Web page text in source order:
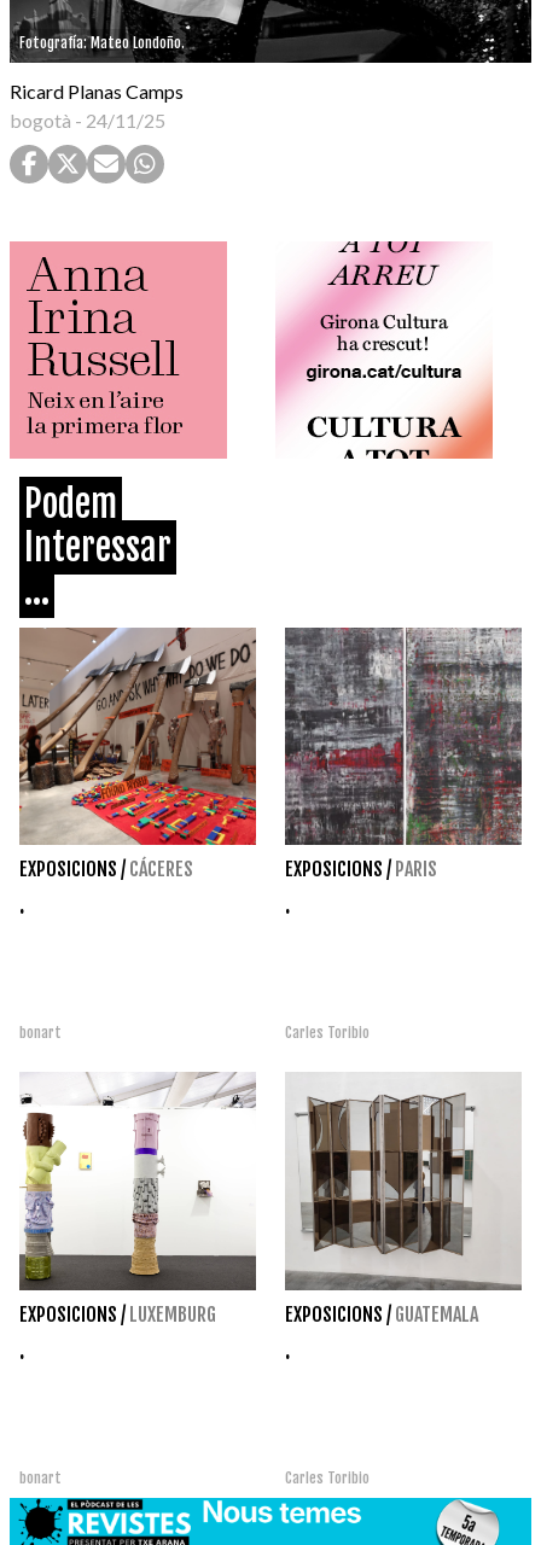
Fotografía: Mateo Londoño.
Ricard Planas Camps
bogotà - 24/11/25
Podem
Interessar
...
EXPOSICIONS / CÁCERES
.
bonart
EXPOSICIONS / PARIS
.
Carles Toribio
EXPOSICIONS / LUXEMBURG
.
bonart
EXPOSICIONS / GUATEMALA
.
Carles Toribio